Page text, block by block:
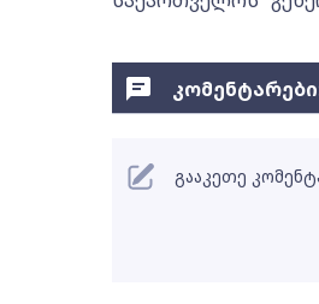
გააკეთე